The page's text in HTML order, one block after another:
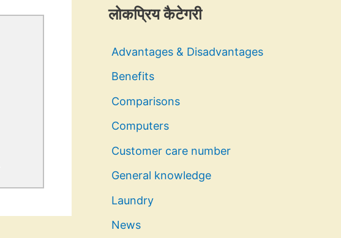
लोकप्रिय कैटेगरी
Advantages & Disadvantages
Benefits
Comparisons
Computers
Customer care number
General knowledge
Laundry
News